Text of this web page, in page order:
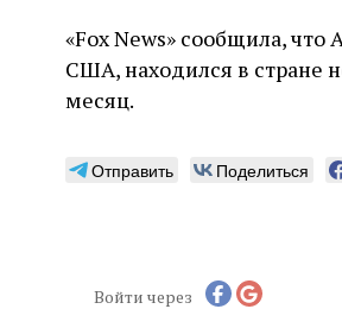
«Fox News» сообщила,
США, находился в стране
месяц.
Отправить Поделиться
Войти через